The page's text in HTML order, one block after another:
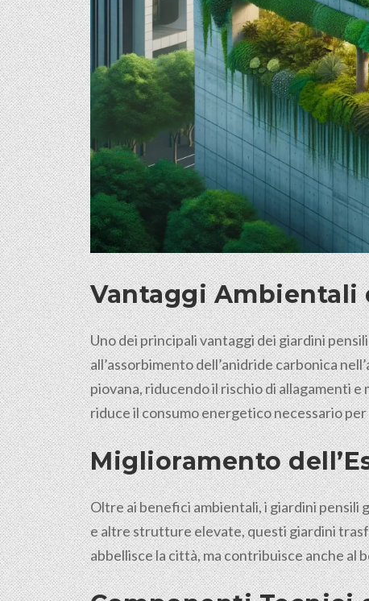
Vantaggi Ambientali
Uno dei principali vantaggi dei giardini
all’assorbimento dell’anidride carbonica
piovana, riducendo il rischio di allagamenti
riduce il consumo energetico necessario
Miglioramento
Oltre ai benefici ambientali, i giardini pensili
e altre strutture elevate, questi giardini
abbellisce la città, ma contribuisce anche al